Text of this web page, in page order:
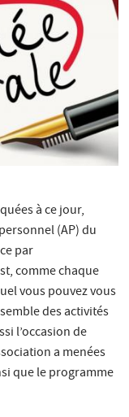
à ce jour,
(AP) du
par
comme chaque
vous pouvez vous
des activités
l’occasion de
a menées
que le programme